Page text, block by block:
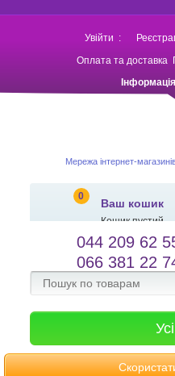
Увійти :
Оплата та доставка
Мережа інтернет-
0
Ваш кошик
Кошик пустий
salessameto@gmail.com
Зворотній зв'язок
044 209 62
066 381 22